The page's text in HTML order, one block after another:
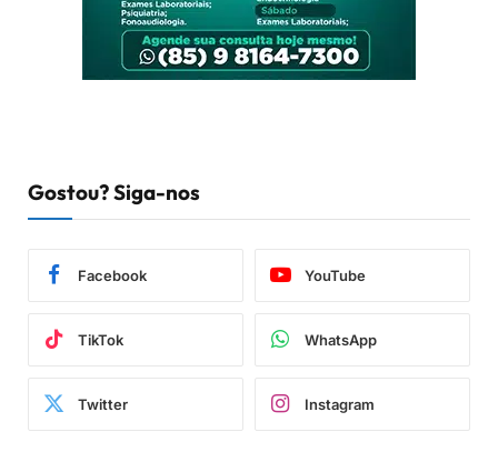
Gostou? Siga-nos
Facebook YouTube
TikTok WhatsApp
Twitter Instagram